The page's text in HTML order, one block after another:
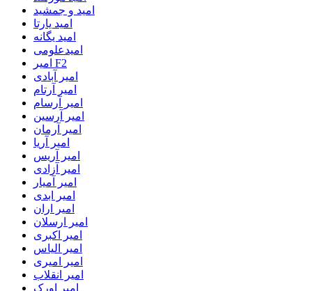
امید و جمشید
امید یارتا
امید یگانه
امیدعلومی
امیر F2
امیر آبادی
امیر آرتام
امیر آرسام
امیر آرسین
امیر آرمان
امیر آریا
امیر آریس
امیر آزادی
امیر آمیار
امیر ابدی
امیر اران
امیر ارسلان
امیر اکبری
امیر الیاس
امیر امیری
امیر انقلاب
امیر اورک